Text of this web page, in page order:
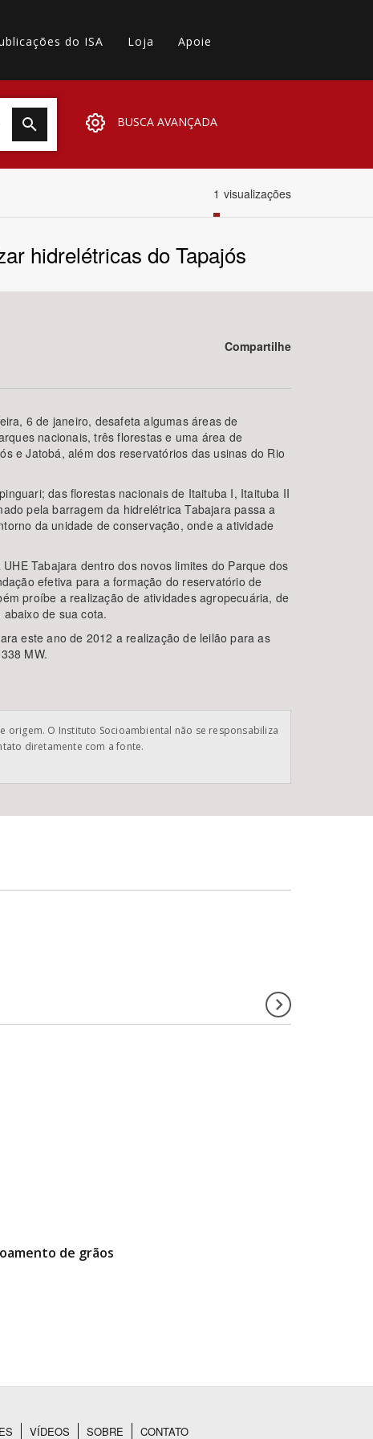
do ISA Loja Apoie
BUSCA AVANÇADA
BUSCAR
1 visualizações
hidrelétricas do Tapajós
Compartilhe
6 de janeiro, desafeta algumas áreas de
nacionais, três florestas e uma área de
e Jatobá, além dos reservatórios das usinas do Rio
das florestas nacionais de Itaituba I, Itaituba II
pela barragem da hidrelétrica Tabajara passa a
da unidade de conservação, onde a atividade
Tabajara dentro dos novos limites do Parque dos
efetiva para a formação do reservatório de
proíbe a realização de atividades agropecuária, de
de sua cota.
este ano de 2012 a realização de leilão para as
MW.
origem. O Instituto Socioambiental não se responsabiliza
diretamente com a fonte.
de grãos
VÍDEOS SOBRE CONTATO